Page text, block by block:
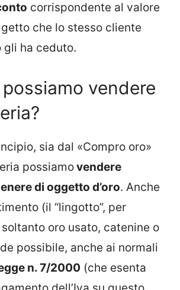
corrispondente al valore
che lo stesso cliente
gli ha ceduto.
vendere
sia dal «Compro oro»
possiamovendere
di oggetto d’oro. Anche
(il “lingotto”, per
oro usato, catenine o
possibile, anche ai normali
n. 7/2000 (che esenta